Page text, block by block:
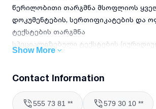
წერილობითი თარგმნა მსოფლიოს
დოკუმენტების, სერთიფიკატების და
ტექსტების თარგმნა
სპეციალიზებული ტექსტების
სამედიცინო) თარგმნა
რედაქტირება და კორექტურა თარგმნის
დამოწმებული თარგმნის მომზადება
შემთხვევაში
Show More
Contact Information
555 73 81 ** 579 30 10 **